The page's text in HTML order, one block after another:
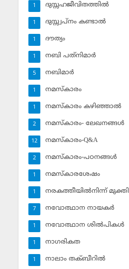
ദുസ്സഹജീവിതത്തില്‍
1
ദുസ്സ്വപ്‌നം കണ്ടാല്‍
1
ദൗത്യം
1
നബി പത്‌നിമാര്‍
1
നബിമാര്‍
5
നമസ്‌കാരം
1
നമസ്‌കാരം കഴിഞ്ഞാല്‍
1
നമസ്‌കാരം- ലേഖനങ്ങള്‍
2
നമസ്‌കാരം-Q&A
12
നമസ്‌കാരം-പഠനങ്ങള്‍
2
നമസ്‌കാരശേഷം
1
നരകത്തീയില്‍നിന്ന് മുക്തി
1
നവോത്ഥാന നായകര്‍
7
നവോത്ഥാന ശില്‍പികള്‍
1
നാഗരികത
1
നാലാം തക്ബീറില്‍
1